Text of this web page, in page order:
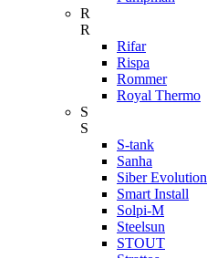
R
R
Rifar
Rispa
Rommer
Royal Thermo
S
S
S-tank
Sanha
Siber Evolution
Smart Install
Solpi-M
Steelsun
STOUT